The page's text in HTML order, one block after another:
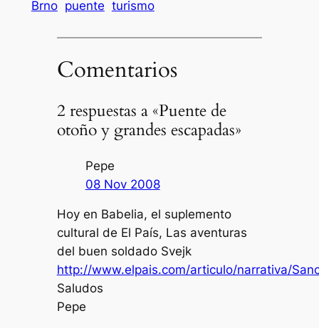
Brno puente turismo
Comentarios
2 respuestas a «Puente de
otoño y grandes escapadas»
Pepe
08 Nov 2008
Hoy en Babelia, el suplemento
cultural de El País, Las aventuras
del buen soldado Svejk
http://www.elpais.com/articulo/narrativa/
Saludos
Pepe